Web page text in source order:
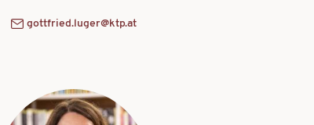
gottfried.luger@ktp.at